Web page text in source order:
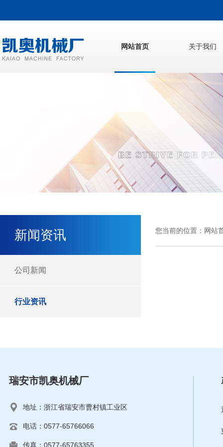
网站首页 关于我们
新闻资讯
公司新闻
行业资讯
您当前的位置： 网站
瑞安市凯奥机械厂
地址：浙江省瑞安市曹村镇工业区
电话：0577-65766066
传真：0577-65763355